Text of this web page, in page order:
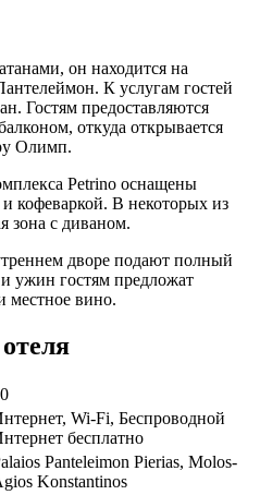
он находится на
К услугам гостей
Гостям предоставляются
откуда открывается
Олимп.
Petrino оснащены
кофеваркой. В некоторых из
зона с диваном.
дворе подают полный
ужин гостям предложат
местное вино.
Wi-Fi, Беспроводной
бесплатно
Panteleimon Pierias, Molos-
Konstantinos